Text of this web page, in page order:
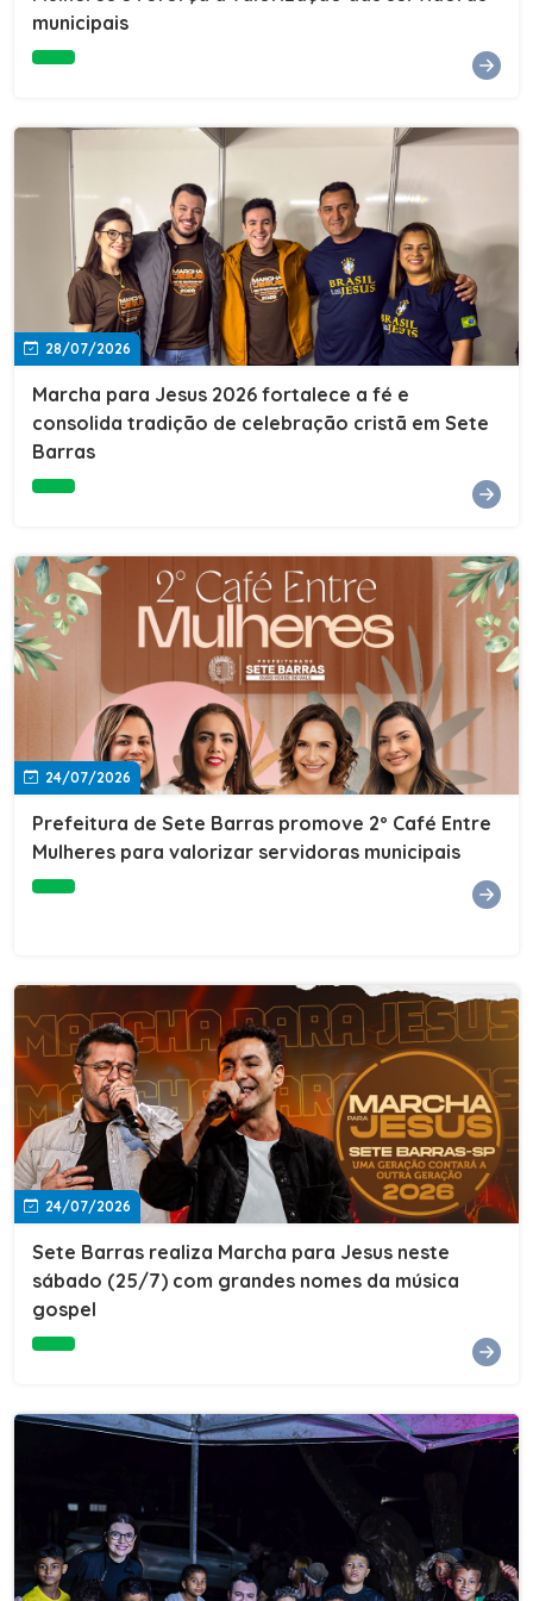
Cultura, Esporte e Lazer, Paulo Thomas, prestigiou os
compromisso da nossa gestão com a inclusão,
oferecendo a jovens e adultos a oportunidade de
concluir seus estudos e construir um futuro melhor.
Cada certificado entregue simboliza esforço,
determinação e a certeza de que investir em educação
é investir no desenvolvimento de Sete Barras."A
Prefeitura de Sete Barras também agradeceu ao SESI,
parceiro fundamental na retomada e ampliação da
Educação de Jovens e Adultos, aos professores, à
equipe da Secretaria Municipal de Educação e a todos
os profissionais que contribuíram para que esse
importante projeto voltasse a transformar a vida de
municipais
28/07/2026
Marcha para Jesus 2026 fortalece a fé e
consolida tradição de celebração cristã em Sete
Barras
24/07/2026
Prefeitura de Sete Barras promove 2º Café Entre
Mulheres para valorizar servidoras municipais
24/07/2026
Sete Barras realiza Marcha para Jesus neste
sábado (25/7) com grandes nomes da música
gospel